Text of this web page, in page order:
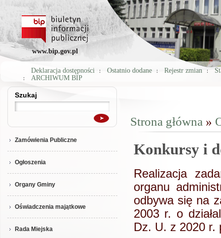
www.bip.gov.pl
Deklaracja dostępności Ostatnio dodane Rejestr zmian
ARCHIWUM BIP
Szukaj
Szukaj
Zamówienia Publiczne
Ogłoszenia
Organy Gminy
Oświadczenia majątkowe
Rada Miejska
Jesteś tutaj
Strona główna »
Konkursy i
Realizacja
organu
odbywa się na
2003 r. o
Dz. U. z 2020 r.